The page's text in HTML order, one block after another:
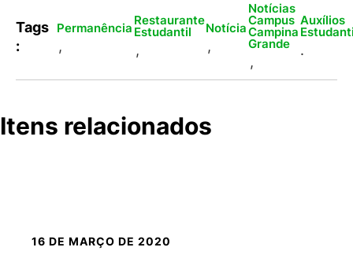
Tags
:
Permanência
,
Restaurante
Estudantil
,
Notícia
,
Notícias
Campus
Campina
Grande
,
Auxílios
.
Itens relacionados
16 DE MARÇO DE 2020